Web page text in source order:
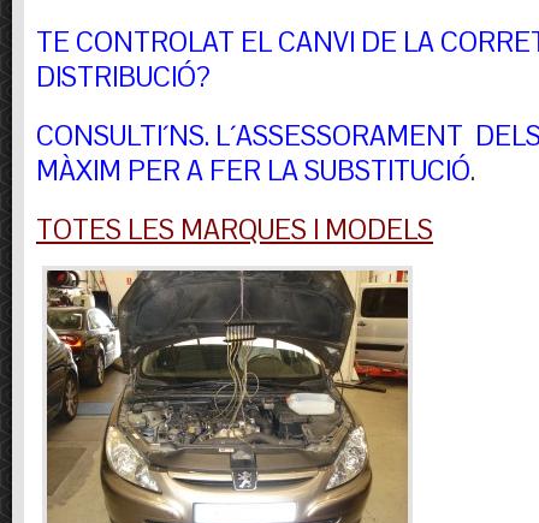
TE CONTROLAT EL CANVI DE LA
DISTRIBUCIÓ?
CONSULTI´NS. L´ASSESSORAMENT
MÀXIM PER A FER LA SUBSTITUCIÓ.
TOTES LES MARQUES I MODELS